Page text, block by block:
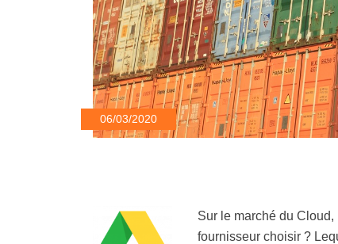
06/03/2020
Sur le marché du
fournisseur choisir ?